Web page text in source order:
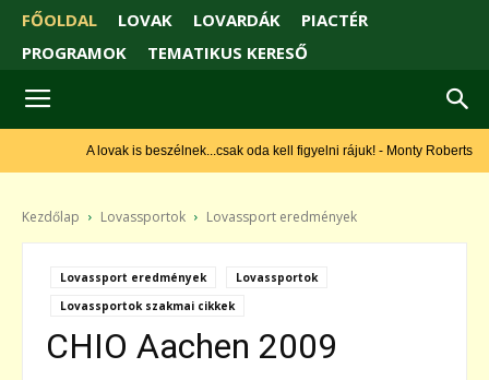
FŐOLDAL LOVAK LOVARDÁK
PIACTÉR
PROGRAMOK
TEMATIKUS KERESŐ
A lovak is beszélnek...csak oda kell figyelni rájuk! - Monty Roberts
Kezdőlap Lovassportok Lovassport eredmények
Lovassport eredmények
Lovassportok
Lovassportok szakmai cikkek
CHIO Aachen 2009